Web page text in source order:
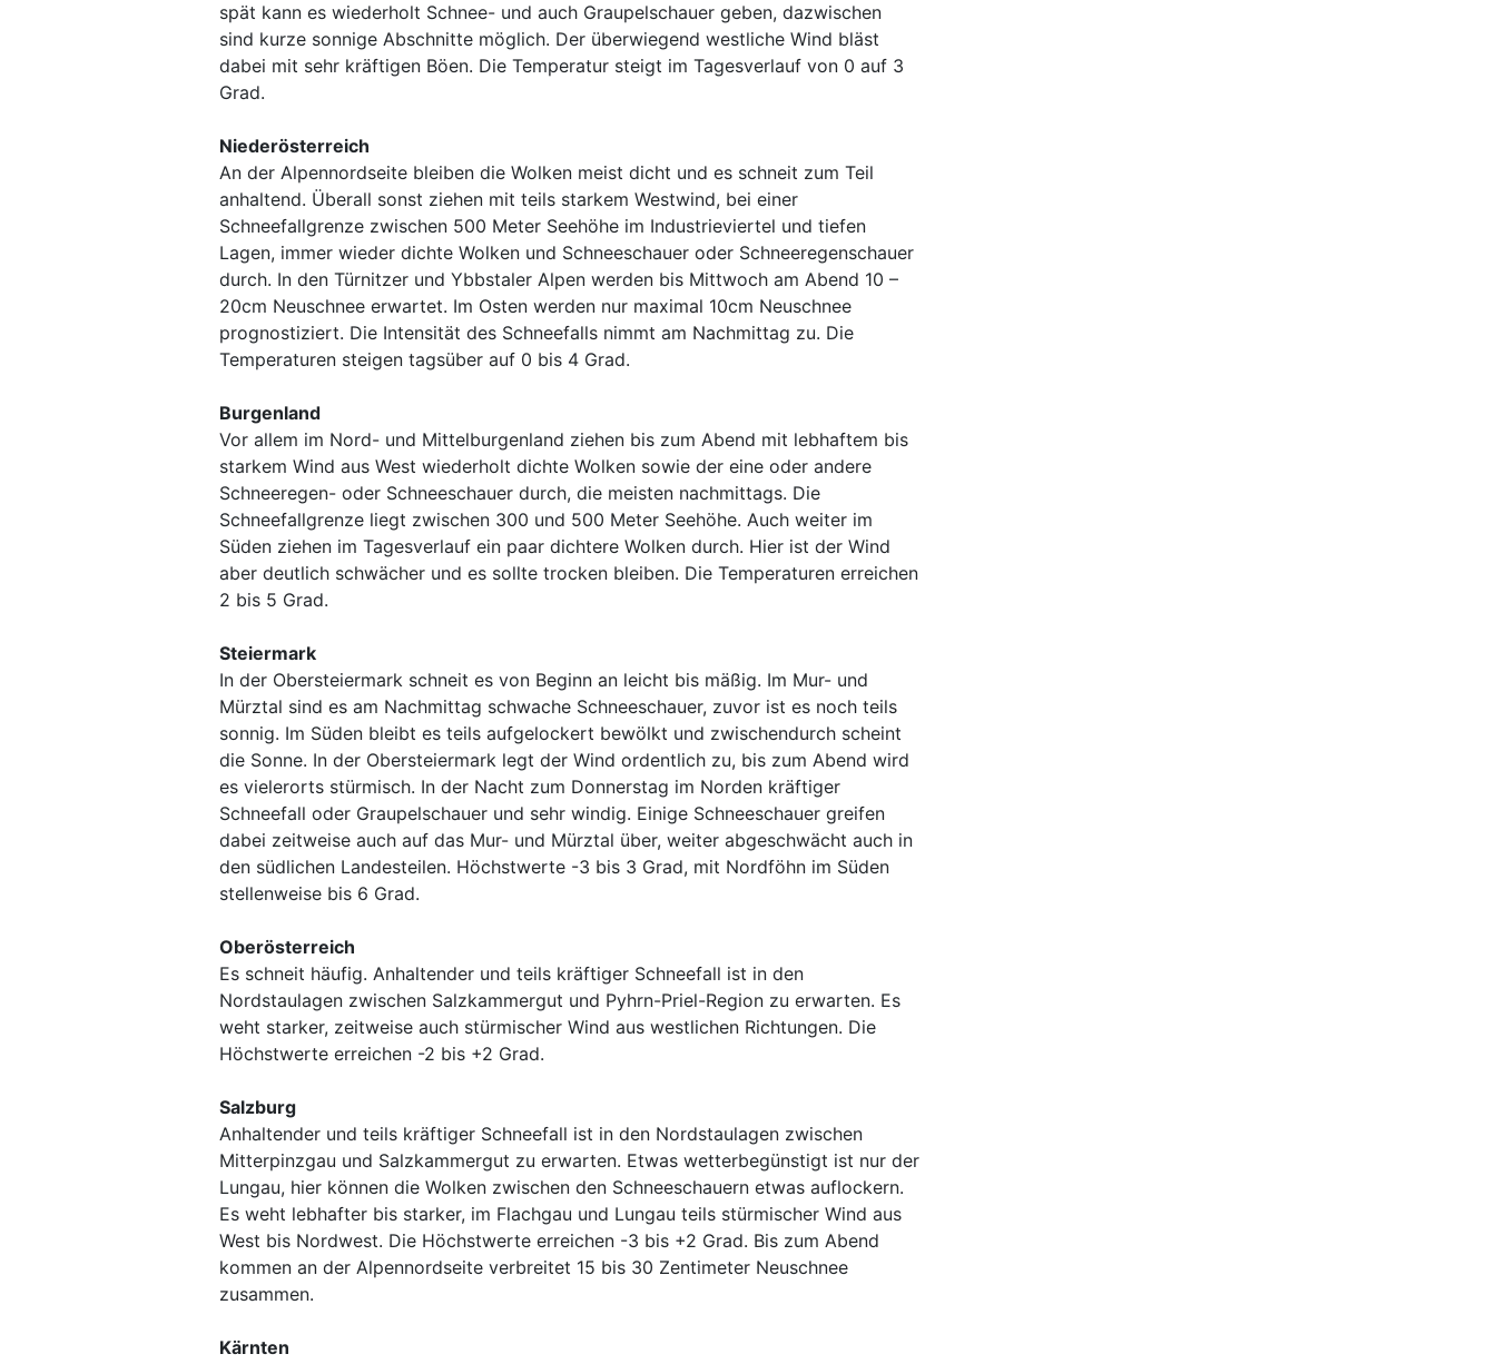
spät kann es wiederholt Schnee- und auch Graupelschauer geben, dazwischen
sind kurze sonnige Abschnitte möglich. Der überwiegend westliche Wind bläst
dabei mit sehr kräftigen Böen. Die Temperatur steigt im Tagesverlauf von 0 auf 3
Grad.
Niederösterreich
An der Alpennordseite bleiben die Wolken meist dicht und es schneit zum Teil
anhaltend. Überall sonst ziehen mit teils starkem Westwind, bei einer
Schneefallgrenze zwischen 500 Meter Seehöhe im Industrieviertel und tiefen
Lagen, immer wieder dichte Wolken und Schneeschauer oder Schneeregenschauer
durch. In den Türnitzer und Ybbstaler Alpen werden bis Mittwoch am Abend 10 –
20cm Neuschnee erwartet. Im Osten werden nur maximal 10cm Neuschnee
prognostiziert. Die Intensität des Schneefalls nimmt am Nachmittag zu. Die
Temperaturen steigen tagsüber auf 0 bis 4 Grad.
Burgenland
Vor allem im Nord- und Mittelburgenland ziehen bis zum Abend mit lebhaftem bis
starkem Wind aus West wiederholt dichte Wolken sowie der eine oder andere
Schneeregen- oder Schneeschauer durch, die meisten nachmittags. Die
Schneefallgrenze liegt zwischen 300 und 500 Meter Seehöhe. Auch weiter im
Süden ziehen im Tagesverlauf ein paar dichtere Wolken durch. Hier ist der Wind
aber deutlich schwächer und es sollte trocken bleiben. Die Temperaturen erreichen
2 bis 5 Grad.
Steiermark
In der Obersteiermark schneit es von Beginn an leicht bis mäßig. Im Mur- und
Mürztal sind es am Nachmittag schwache Schneeschauer, zuvor ist es noch teils
sonnig. Im Süden bleibt es teils aufgelockert bewölkt und zwischendurch scheint
die Sonne. In der Obersteiermark legt der Wind ordentlich zu, bis zum Abend wird
es vielerorts stürmisch. In der Nacht zum Donnerstag im Norden kräftiger
Schneefall oder Graupelschauer und sehr windig. Einige Schneeschauer greifen
dabei zeitweise auch auf das Mur- und Mürztal über, weiter abgeschwächt auch in
den südlichen Landesteilen. Höchstwerte -3 bis 3 Grad, mit Nordföhn im Süden
stellenweise bis 6 Grad.
Oberösterreich
Es schneit häufig. Anhaltender und teils kräftiger Schneefall ist in den
Nordstaulagen zwischen Salzkammergut und Pyhrn-Priel-Region zu erwarten. Es
weht starker, zeitweise auch stürmischer Wind aus westlichen Richtungen. Die
Höchstwerte erreichen -2 bis +2 Grad.
Salzburg
Anhaltender und teils kräftiger Schneefall ist in den Nordstaulagen zwischen
Mitterpinzgau und Salzkammergut zu erwarten. Etwas wetterbegünstigt ist nur der
Lungau, hier können die Wolken zwischen den Schneeschauern etwas auflockern.
Es weht lebhafter bis starker, im Flachgau und Lungau teils stürmischer Wind aus
West bis Nordwest. Die Höchstwerte erreichen -3 bis +2 Grad. Bis zum Abend
kommen an der Alpennordseite verbreitet 15 bis 30 Zentimeter Neuschnee
zusammen.
Kärnten